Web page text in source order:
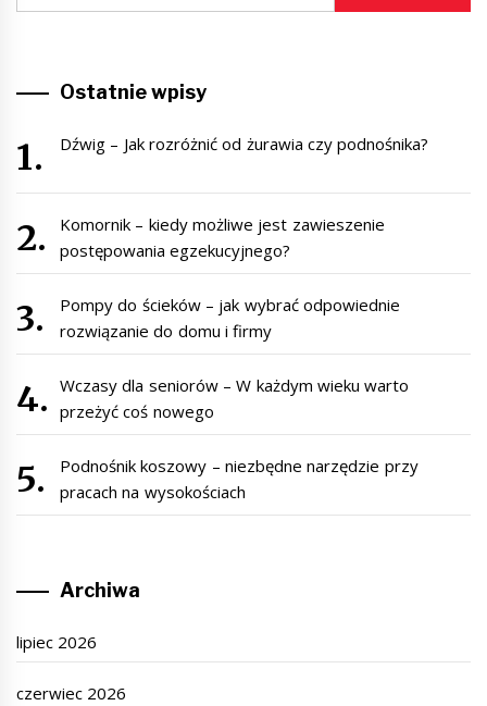
Ostatnie wpisy
Dźwig – Jak rozróżnić od żurawia czy podnośnika?
Komornik – kiedy możliwe jest zawieszenie
postępowania egzekucyjnego?
Pompy do ścieków – jak wybrać odpowiednie
rozwiązanie do domu i firmy
Wczasy dla seniorów – W każdym wieku warto
przeżyć coś nowego
Podnośnik koszowy – niezbędne narzędzie przy
pracach na wysokościach
Archiwa
lipiec 2026
czerwiec 2026